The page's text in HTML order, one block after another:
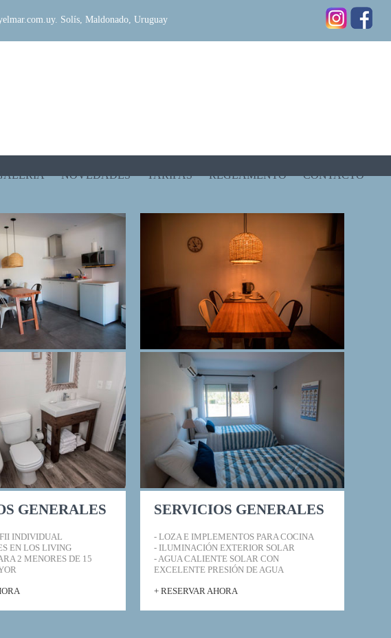
Solís, Maldonado, Uruguay
NOVEDADES TARIFAS REGLAMENTO CONTACTO
GENERALES
INDIVIDUAL
EN LOS LIVING
2 MENORES DE 15
SERVICIOS GENERALES
- LOZA E IMPLEMENTOS PARA COCINA
- ILUMINACIÓN EXTERIOR SOLAR
- AGUA CALIENTE SOLAR CON
EXCELENTE PRESIÓN DE AGUA
+ RESERVAR AHORA